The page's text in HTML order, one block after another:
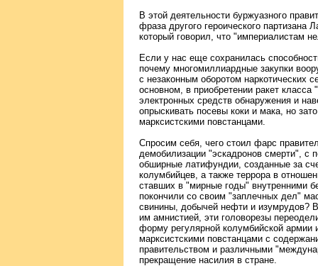
В этой деятельности буржуазного
фраза другого героического партизана
который говорил, что "империалистам
Если у нас еще сохранилась
почему многомиллиардные закупки
с незаконным оборотом наркотических
основном, в приобретении ракет
электронных средств обнаружения и
опрыскивать посевы коки и мака, но
марксистскими повстанцами.
Спросим себя, чего стоил фарс
демобилизации "эскадронов смерти", с
обширные латифундии, созданные за
колумбийцев, а также террора в
ставших в "мирные годы" внутренними
покончили со своим "заплечных дел"
свинины, добычей нефти и изумрудов?
им амнистией, эти головорезы
форму регулярной колумбийской армии
марксистскими повстанцами с
правительством и различными
прекращение насилия в стране.